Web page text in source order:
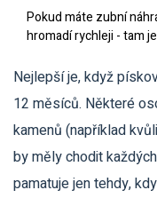
Pokud máte zubní
hromadí rychleji - tam
Nejlepší je, když
12 měsíců. Některé
kamenů (například
by měly chodit
pamatuje jen tehdy,